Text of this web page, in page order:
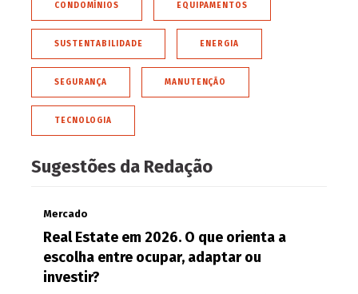
CONDOMÍNIOS EQUIPAMENTOS
SUSTENTABILIDADE ENERGIA
SEGURANÇA MANUTENÇÃO
TECNOLOGIA
Sugestões da Redação
Mercado
Real Estate em 2026. O que orienta a
escolha entre ocupar, adaptar ou
investir?